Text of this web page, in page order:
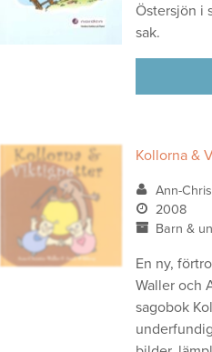
Östersjön i
sak.
Kollorna &
Ann-
2008
Barn &
En ny,
Waller och
sagobok